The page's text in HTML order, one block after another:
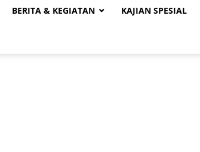
BERITA & KEGIATAN KAJIAN SPESIAL